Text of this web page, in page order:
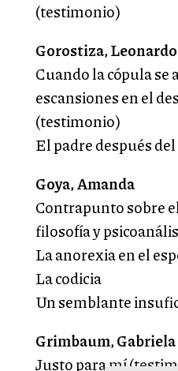
(testimonio)
Gorostiza, Leonardo
Cuando la cópula se
escansiones en el
(testimonio)
El padre después
Goya, Amanda
Contrapunto sobre
filosofía y
La anorexia en el
La codicia
Un semblante
Grimbaum, Gabriela
Justo para mí